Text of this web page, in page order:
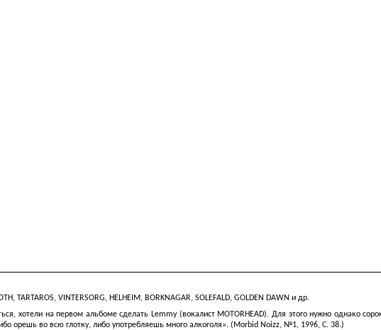
, TARTAROS, VINTERSORG, HELHEIM, BORKNAGAR, SOLEFALD, GOLDEN DAWN и др.
хотели на первом альбоме сделать Lemmy (вокалист MOTORHEAD). Для этого нужно однако
орешь во всю глотку, либо употребляешь много алкоголя». (Morbid Noizz, №1, 1996, С. 38.)